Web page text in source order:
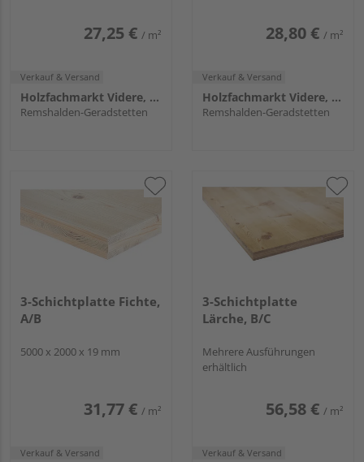
27,25 € / m²
Verkauf & Versand
Holzfachmarkt Videre, Remshalden
Remshalden-Geradstetten
28,80 € / m²
Verkauf & Versand
Holzfachmarkt Videre, Remshalden
Remshalden-Geradstetten
3-Schichtplatte Fichte,
A/B
5000 x 2000 x 19 mm
31,77 € / m²
Verkauf & Versand
3-Schichtplatte
Lärche, B/C
Mehrere Ausführungen
erhältlich
56,58 € / m²
Verkauf & Versand